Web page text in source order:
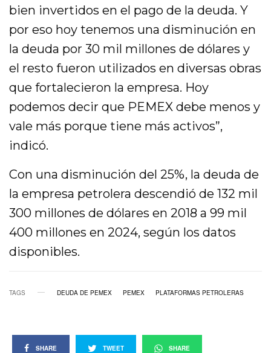
bien invertidos en el pago de la deuda. Y
por eso hoy tenemos una disminución en
la deuda por 30 mil millones de dólares y
el resto fueron utilizados en diversas obras
que fortalecieron la empresa. Hoy
podemos decir que PEMEX debe menos y
vale más porque tiene más activos”,
indicó.
Con una disminución del 25%, la deuda de
la empresa petrolera descendió de 132 mil
300 millones de dólares en 2018 a 99 mil
400 millones en 2024, según los datos
disponibles.
TAGS DEUDA DE PEMEX PEMEX PLATAFORMAS PETROLERAS
SHARE TWEET SHARE